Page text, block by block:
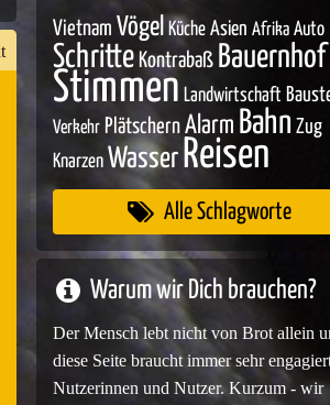
Vietnam Vögel Küche Asien Afrika Auto
Schritte Kontrabaß Bauernhof
Stimmen Landwirtschaft
Verkehr Plätschern Alarm Bahn Zug
Knarzen Wasser Reisen
Alle Schlagworte
Warum wir Dich brauchen?
Der Mensch lebt nicht von Brot allein
diese Seite braucht immer sehr
Nutzerinnen und Nutzer. Kurzum - wir